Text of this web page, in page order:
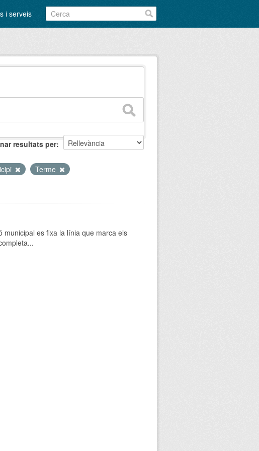
i serveis
resultats per
Terme
municipal es fixa la línia que marca els